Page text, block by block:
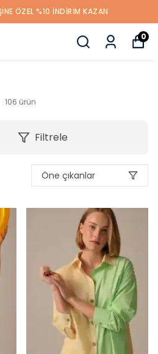
ÜCRETSİZ KARGO
0
106 ürün
Filtrele
Öne çıkanlar